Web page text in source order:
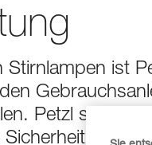
Stirnlampen ist
Petzl stützt
von